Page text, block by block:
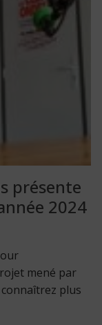
présente
2024
mené par
plus